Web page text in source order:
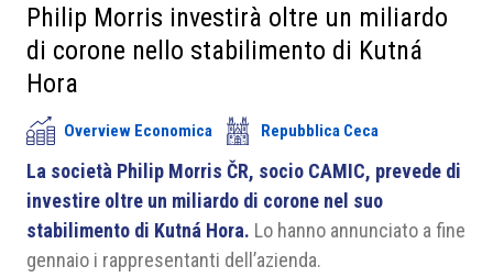
Soci
Partner
Area riservata
Philip Morris investirà oltre un miliardo
di corone nello stabilimento di Kutná
Hora
Overview Economica Repubblica Ceca
La società Philip Morris ČR, socio CAMIC, prevede di
investire oltre un miliardo di corone nel suo
stabilimento di Kutná Hora. Lo hanno annunciato a fine
gennaio i rappresentanti dell’azienda.